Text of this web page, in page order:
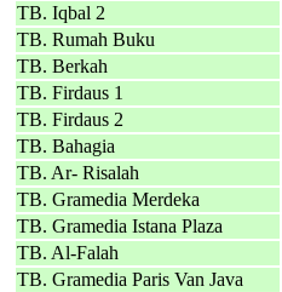
TB. Iqbal 2
TB. Rumah Buku
TB. Berkah
TB. Firdaus 1
TB. Firdaus 2
TB. Bahagia
TB. Ar- Risalah
TB. Gramedia Merdeka
TB. Gramedia Istana Plaza
TB. Al-Falah
TB. Gramedia Paris Van Java